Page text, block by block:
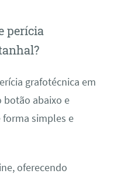
perícia
grafotécnica em
botão abaixo e
simples e
oferecendo